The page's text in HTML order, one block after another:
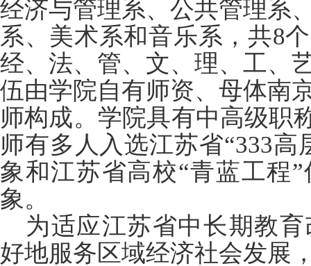
经济与管理系、公共管理系
系、美术系和音乐系，共8
经、法、管、文、理、工、
伍由学院自有师资、母体南
师构成。学院具有中高级职
师有多人入选江苏省“333
象和江苏省高校“青蓝工程
象。
为适应江苏省中长期教
好地服务区域经济社会发展